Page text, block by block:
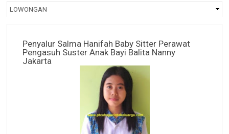
Penyalur Salma Hanifah Baby Sitter Perawat
Pengasuh Suster Anak Bayi Balita Nanny
Jakarta